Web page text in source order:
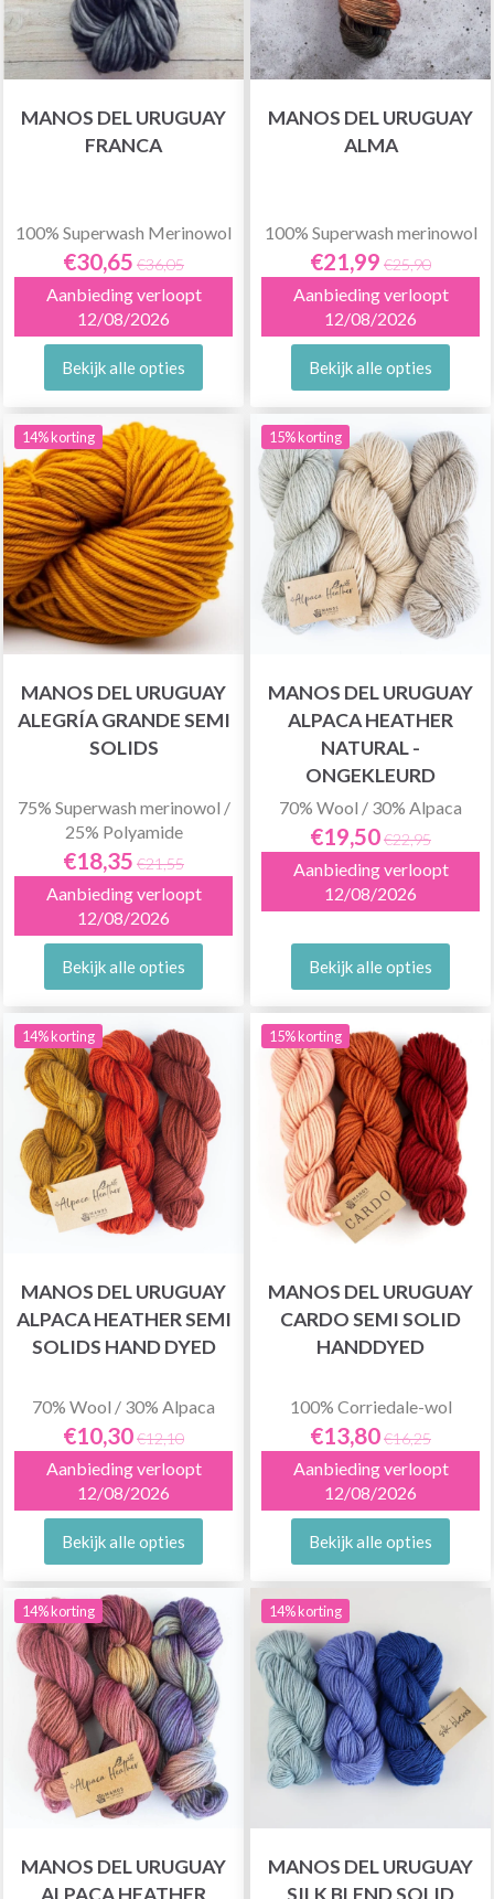
MANOS DEL URUGUAY
FRANCA
100% Superwash Merinowol
€30,65 €36,05
Aanbieding verloopt
12/08/2026
Bekijk alle opties
MANOS DEL URUGUAY
ALMA
100% Superwash merinowol
€21,99 €25,90
Aanbieding verloopt
12/08/2026
Bekijk alle opties
14% korting
MANOS DEL URUGUAY
ALEGRÍA GRANDE SEMI
SOLIDS
75% Superwash merinowol /
25% Polyamide
€18,35 €21,55
Aanbieding verloopt
12/08/2026
Bekijk alle opties
15% korting
MANOS DEL URUGUAY
ALPACA HEATHER
NATURAL -
ONGEKLEURD
70% Wool / 30% Alpaca
€19,50€22,95
Aanbieding verloopt
12/08/2026
Bekijk alle opties
14% korting
MANOS DEL URUGUAY
ALPACA HEATHER SEMI
SOLIDS HAND DYED
70% Wool / 30% Alpaca
€10,30€12,10
Aanbieding verloopt
12/08/2026
Bekijk alle opties
15% korting
MANOS DEL URUGUAY
CARDO SEMI SOLID
HANDDYED
100% Corriedale-wol
€13,80€16,25
Aanbieding verloopt
12/08/2026
Bekijk alle opties
14% korting
MANOS DEL URUGUAY
ALPACA HEATHER
14% korting
MANOS DEL URUGUAY
SILK BLEND SOLID